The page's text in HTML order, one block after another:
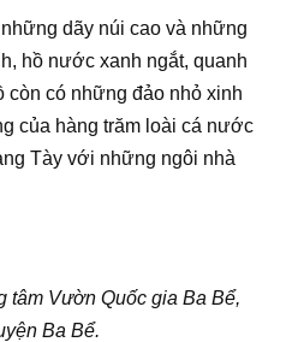
dãy núi cao và những
hồ nước xanh ngắt, quanh
còn có những đảo nhỏ xinh
của hàng trăm loài cá nước
Tày với những ngôi nhà
tâm Vườn Quốc gia Ba Bể,
Ba Bể.